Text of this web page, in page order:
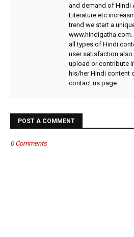
and demand of Hindi
Literature etc
trend we start a
all types of Hindi
user satisfaction
upload or contribute
his/her Hindi content
contact us page.
POST A COMMENT
0 Comments